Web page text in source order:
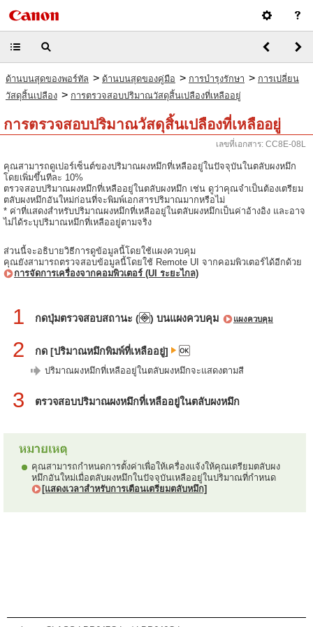
ด้านบนสุดของพอร์ทัล > ด้านบนสุดของคู่มือ > การบำรุงรักษา > การเปลี่ยน
วัสดุสิ้นเปลือง > การตรวจสอบปริมาณวัสดุสิ้นเปลืองที่เหลืออยู่
การตรวจสอบปริมาณวัสดุสิ้นเปลืองที่เหลืออยู่
เลขที่เอกสาร: CC8E-08L
คุณสามารถดูเปอร์เซ็นต์ของปริมาณผงหมึกที่เหลืออยู่ในปัจจุบันในตลับผงหมึก
โดยเพิ่มขึ้นทีละ 10%
ตรวจสอบปริมาณผงหมึกที่เหลืออยู่ในตลับผงหมึก เช่น ดูว่าคุณจำเป็นต้องเตรียม
ตลับผงหมึกอันใหม่ก่อนที่จะพิมพ์เอกสารปริมาณมากหรือไม่
* ค่าที่แสดงสำหรับปริมาณผงหมึกที่เหลืออยู่ในตลับผงหมึกเป็นค่าอ้างอิง และอาจ
ไม่ได้ระบุปริมาณหมึกที่เหลืออยู่ตามจริง
ส่วนนี้จะอธิบายวิธีการดูข้อมูลนี้โดยใช้แผงควบคุม
คุณยังสามารถตรวจสอบข้อมูลนี้โดยใช้ Remote UI จากคอมพิวเตอร์ได้อีกด้วย
การจัดการเครื่องจากคอมพิวเตอร์ (UI ระยะไกล)
1 กดปุ่มตรวจสอบสถานะ ( ) บนแผงควบคุม แผงควบคุม
2 กด [ปริมาณหมึกพิมพ์ที่เหลืออยู่]
ปริมาณผงหมึกที่เหลืออยู่ในตลับผงหมึกจะแสดงตามสี
3 ตรวจสอบปริมาณผงหมึกที่เหลืออยู่ในตลับผงหมึก
คุณสามารถกำหนดการตั้งค่าเพื่อให้เครื่องแจ้งให้คุณเตรียมตลับผง
หมึกอันใหม่เมื่อตลับผงหมึกในปัจจุบันเหลืออยู่ในปริมาณที่กำหนด
[แสดงเวลาสำหรับการเตือนเตรียมตลับหมึก]